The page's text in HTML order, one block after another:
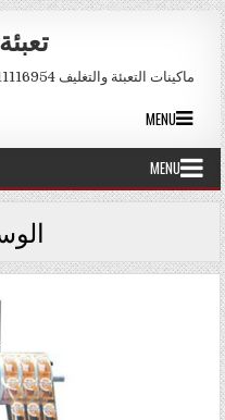
Skip to content
ماكينات التعبئة والتغليف 01211116954 – 01211116956 – 01211116958
MENU
MENU